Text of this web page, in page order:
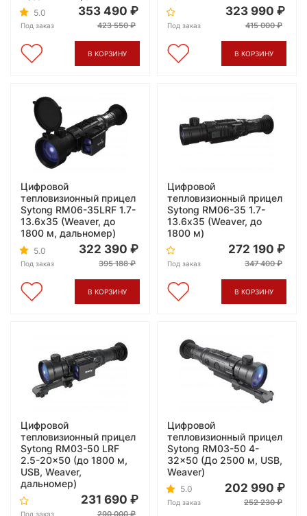
5.0
Под заказ
353 490
423 550
В КОРЗИНУ
Под заказ
323 990
415 000
В КОРЗИНУ
Цифровой
тепловизионный прицел
Sytong RM06-35LRF 1.7-
13.6х35 (Weaver, до
1800 м, дальномер)
5.0
Под заказ
322 390
395 188
В КОРЗИНУ
Цифровой
тепловизионный прицел
Sytong RM06-35 1.7-
13.6х35 (Weaver, до
1800 м)
Под заказ
272 190
347 400
В КОРЗИНУ
Цифровой
тепловизионный прицел
Sytong RM03-50 LRF
2.5-20x50 (до 1800 м,
USB, Weaver,
дальномер)
Под заказ
231 690
290 000
Цифровой
тепловизионный прицел
Sytong RM03-50 4-
32x50 (До 2500 м, USB,
Weaver)
5.0
Под заказ
202 990
252 230